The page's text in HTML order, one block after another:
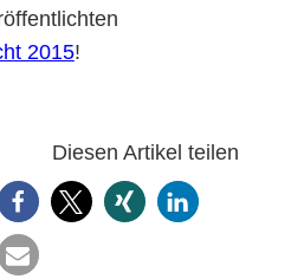
2015!
Diesen Artikel teilen